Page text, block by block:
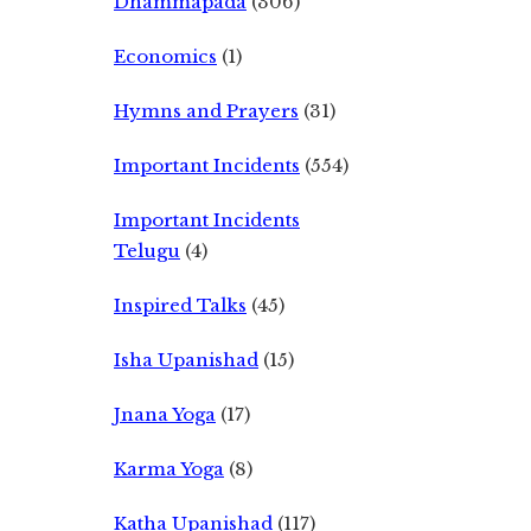
Economics (1)
Hymns and Prayers (31)
Important Incidents (554)
Important Incidents
Telugu (4)
Inspired Talks (45)
Isha Upanishad (15)
Jnana Yoga (17)
Karma Yoga (8)
Katha Upanishad (117)